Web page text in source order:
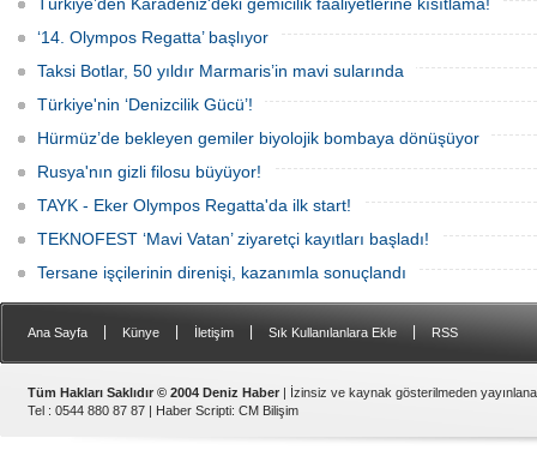
uyruklu kişi bir gemi mürettebatı
gözaltına alındı.
‘14. Olympos Regatta’ başlıyor
Taksi Botlar, 50 yıldır Marmaris’in mavi sularında
Türkiye'nin ‘Denizcilik Gücü’!
Hürmüz’de bekleyen gemiler biyolojik bombaya dönüşüyor
Rusya'nın gizli filosu büyüyor!
TAYK - Eker Olympos Regatta'da ilk start!
TEKNOFEST ‘Mavi Vatan’ ziyaretçi kayıtları başladı!
Tersane işçilerinin direnişi, kazanımla sonuçlandı
Ana Sayfa Künye İletişim Sık Kullanılanlara Ekle RSS
Tüm Hakları Saklıdır © 2004 Deniz Haber | İzinsiz ve kaynak gösterilmeden
Tel : 0544 880 87 87 | Haber Scripti: CM Bilişim